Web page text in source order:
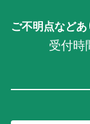
ご不明点など
受付時